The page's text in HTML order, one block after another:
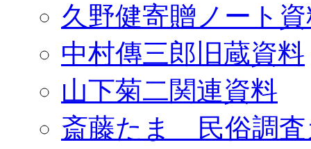
久野健寄贈ノート
中村傳三郎旧蔵資料
山下菊二関連資料
斎藤たま 民俗調査